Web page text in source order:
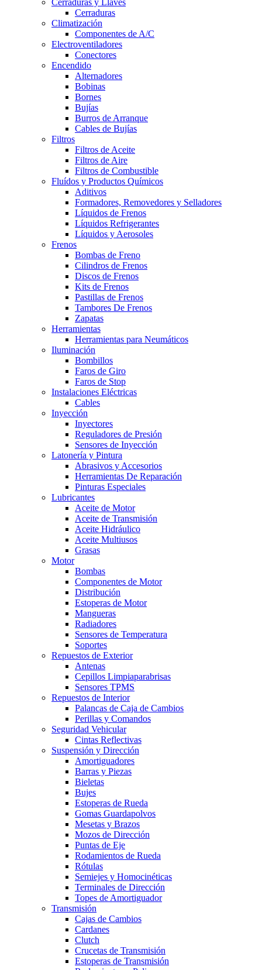
Cerraduras y Llaves
Cerraduras
Climatización
Componentes de A/C
Electroventiladores
Conectores
Encendido
Alternadores
Bobinas
Bornes
Bujías
Burros de Arranque
Cables de Bujías
Filtros
Filtros de Aceite
Filtros de Aire
Filtros de Combustible
Fluídos y Productos Químicos
Aditivos
Formadores, Removedores y Selladores
Líquidos de Frenos
Líquidos Refrigerantes
Líquidos y Aerosoles
Frenos
Bombas de Freno
Cilindros de Frenos
Discos de Frenos
Kits de Frenos
Pastillas de Frenos
Tambores De Frenos
Zapatas
Herramientas
Herramientas para Neumáticos
Iluminación
Bombillos
Faros de Giro
Faros de Stop
Instalaciones Eléctricas
Cables
Inyección
Inyectores
Reguladores de Presión
Sensores de Inyección
Latonería y Pintura
Abrasivos y Accesorios
Herramientas De Reparación
Pinturas Especiales
Lubricantes
Aceite de Motor
Aceite de Transmisión
Aceite Hidráulico
Aceite Multiusos
Grasas
Motor
Bombas
Componentes de Motor
Distribución
Estoperas de Motor
Mangueras
Radiadores
Sensores de Temperatura
Soportes
Repuestos de Exterior
Antenas
Cepillos Limpiaparabrisas
Sensores TPMS
Repuestos de Interior
Palancas de Caja de Cambios
Perillas y Comandos
Seguridad Vehicular
Cintas Reflectivas
Suspensión y Dirección
Amortiguadores
Barras y Piezas
Bieletas
Bujes
Estoperas de Rueda
Gomas Guardapolvos
Mesetas y Brazos
Mozos de Dirección
Puntas de Eje
Rodamientos de Rueda
Rótulas
Semiejes y Homocinéticas
Terminales de Dirección
Topes de Amortiguador
Transmisión
Cajas de Cambios
Cardanes
Clutch
Crucetas de Transmisión
Estoperas de Transmisión